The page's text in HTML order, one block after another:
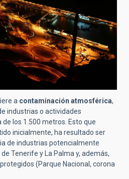
a contaminación atmosférica,
industrias o actividades
los 1.500 metros. Esto que
inicialmente, ha resultado ser
de industrias potencialmente
Tenerife y La Palma y, además,
(Parque Nacional, corona